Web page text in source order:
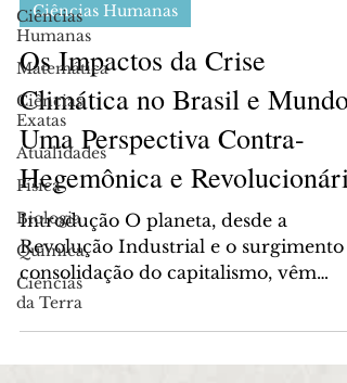
Ciências
Humanas
Matemática
Ciências
Exatas
Atualidades
Física
Biologia
Química
Ciências
da Terra
Ciências Humanas
Os Impactos da Crise
Climática no Brasil e Mundo:
Uma Perspectiva Contra-
Hegemônica e Revolucionária
Introdução O planeta, desde a
Revolução Industrial e o surgimento e
consolidação do capitalismo, vêm
sofrendo com os impactos do